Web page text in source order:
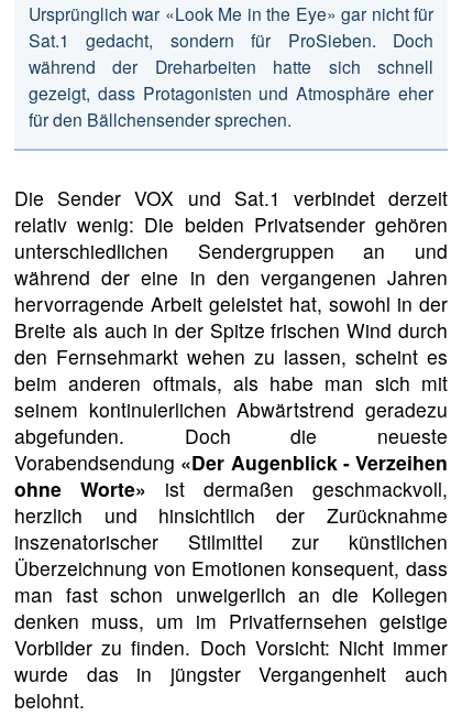
Ursprünglich war «Look Me in the Eye» gar nicht für
Sat.1 gedacht, sondern für ProSieben. Doch
während der Dreharbeiten hatte sich schnell
gezeigt, dass Protagonisten und Atmosphäre eher
für den Bällchensender sprechen.
Die Sender VOX und Sat.1 verbindet derzeit
relativ wenig: Die beiden Privatsender gehören
unterschiedlichen Sendergruppen an und
während der eine in den vergangenen Jahren
hervorragende Arbeit geleistet hat, sowohl in der
Breite als auch in der Spitze frischen Wind durch
den Fernsehmarkt wehen zu lassen, scheint es
beim anderen oftmals, als habe man sich mit
seinem kontinuierlichen Abwärtstrend geradezu
abgefunden. Doch die neueste
Vorabendsendung «Der Augenblick - Verzeihen
ohne Worte» ist dermaßen geschmackvoll,
herzlich und hinsichtlich der Zurücknahme
inszenatorischer Stilmittel zur künstlichen
Überzeichnung von Emotionen konsequent, dass
man fast schon unweigerlich an die Kollegen
denken muss, um im Privatfernsehen geistige
Vorbilder zu finden. Doch Vorsicht: Nicht immer
wurde das in jüngster Vergangenheit auch
belohnt.